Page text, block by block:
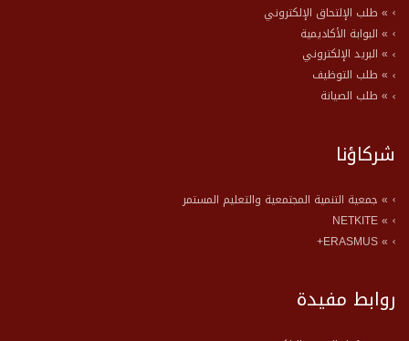
» طلب الإلتحاق الإلكتروني
» البوابة الأكاديمية
» البريد الإلكتروني
» طلب التوظيف
» طلب الصيانة
شركاؤنا
» جمعية التنمية المجتمعية والتعليم المستمر
» NETKITE
» ERASMUS+
روابط مفيدة